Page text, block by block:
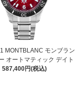
MONTBLANC モンブラン
オートマティック デイト
587,400円(税込)